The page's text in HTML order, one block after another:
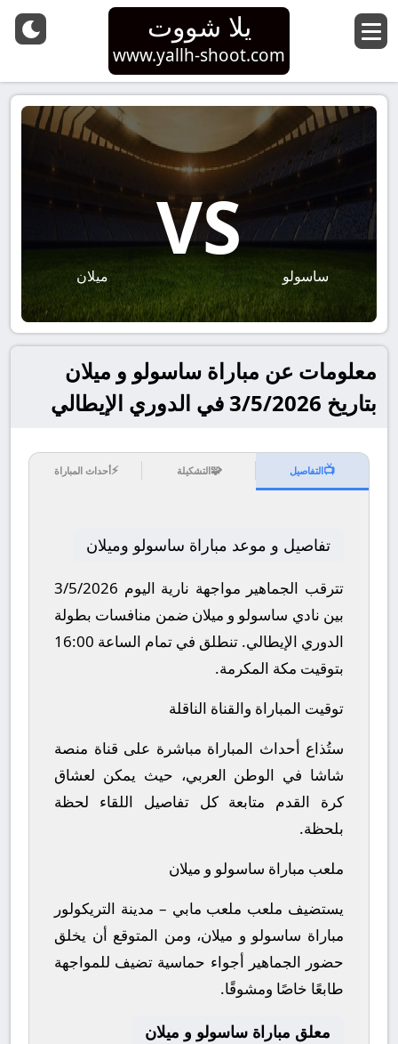
يلا شووت
www.yallh-shoot.com
ساسولو
VS
ميلان
معلومات عن مباراة ساسولو و ميلان
بتاريخ 3/5/2026 في الدوري الإيطالي
📺التفاصيل 🧩التشكيلة ⚡أحداث المباراة
تفاصيل و موعد مباراة ساسولو وميلان
تترقب الجماهير مواجهة نارية اليوم 3/5/2026
بين نادي ساسولو و ميلان ضمن منافسات بطولة
الدوري الإيطالي.
تنطلق في تمام الساعة 16:00
بتوقيت مكة المكرمة.
توقيت المباراة والقناة الناقلة
ستُذاع أحداث المباراة مباشرة على قناة منصة
شاشا في الوطن العربي، حيث يمكن لعشاق
كرة القدم متابعة كل تفاصيل اللقاء لحظة
بلحظة.
ملعب مباراة ساسولو و ميلان
يستضيف ملعب ملعب مابي – مدينة التريكولور
مباراة ساسولو و ميلان، ومن المتوقع أن يخلق
حضور الجماهير أجواء حماسية تضيف للمواجهة
طابعًا خاصًا ومشوقًا.
معلق مباراة ساسولو و ميلان